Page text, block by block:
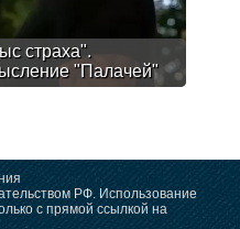
страха".
"Палачей"
РФ. Использование
с прямой ссылкой на